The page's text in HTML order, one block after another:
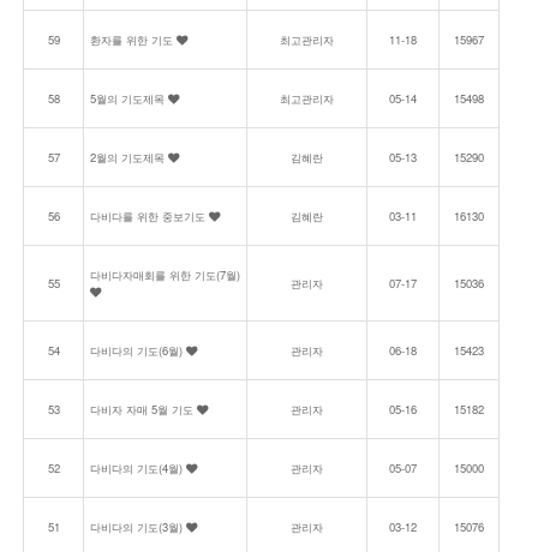
59 환자를 위한 기도 최고관리자 11-18 15967
58 5월의 기도제목 최고관리자 05-14 15498
57 2월의 기도제목 김혜란 05-13 15290
56 다비다를 위한 중보기도 김혜란 03-11 16130
55 다비다자매회를 위한 기도(7월) 관리자 07-17 15036
54 다비다의 기도(6월) 관리자 06-18 15423
53 다비자 자매 5월 기도 관리자 05-16 15182
52 다비다의 기도(4월) 관리자 05-07 15000
51 다비다의 기도(3월) 관리자 03-12 15076